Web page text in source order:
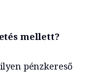
mellett?
pénzkereső